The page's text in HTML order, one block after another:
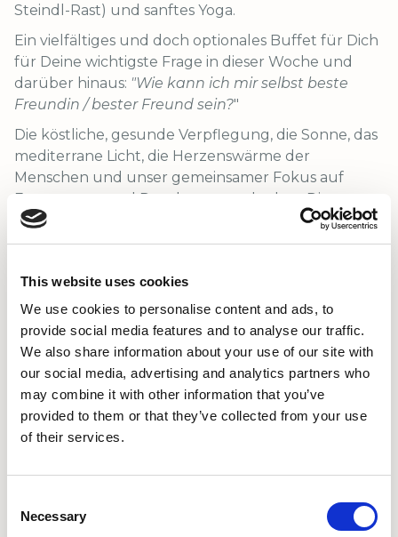
This website uses cookies
We use cookies to personalise content and ads, to
provide social media features and to analyse our traffic.
We also share information about your use of our site with
our social media, advertising and analytics partners who
may combine it with other information that you’ve
provided to them or that they’ve collected from your use
of their services.
Selection
Necessary
Steindl-Rast) und sanftes Yoga.
Ein vielfältiges und doch optionales Buffet für Dich
für Deine wichtigste Frage in dieser Woche und
darüber hinaus: "Wie kann ich mir selbst beste
Freundin / bester Freund sein?"
Die köstliche, gesunde Verpflegung, die Sonne, das
mediterrane Licht, die Herzenswärme der
Menschen und unser gemeinsamer Fokus auf
Entspannen und Durchatmen erlauben Dir, so zu
sein, wie Du bist und aus dem inhaltlich reichen
Buffet dieses kontemplativen Retreats genau das
Allem voran: Dich ausruhen, genießen,
regenerieren - und das in bester Gesellschaft.
An einem halben freien Tag kannst Du in der Stille
der Natur um die Villa in den Hängematten
verweilen oder zum und am am Meer oder in den
Bergen wandern oder die lokalen Märkte
erforschen. Ganz in der Nähe befindet sich das
in die wunderschöne Berglandschaft der Sierra de
zu erreichen. Das Meer ist in einem Fußweg von 20